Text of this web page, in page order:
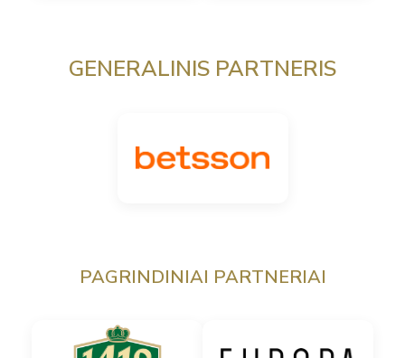
GENERALINIS PARTNERIS
PAGRINDINIAI PARTNERIAI